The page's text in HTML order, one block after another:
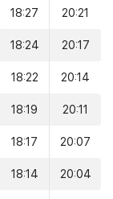
18:27 20:21
18:24 20:17
18:22 20:14
18:19 20:11
18:17 20:07
18:14 20:04